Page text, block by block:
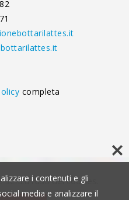
completa
l'uso dei cookies.
i contenuti e gli
media e analizzare il